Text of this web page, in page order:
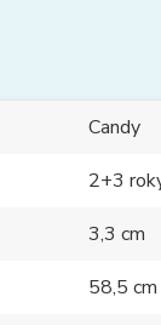
Candy
2+3
3,3 cm
58,5 cm